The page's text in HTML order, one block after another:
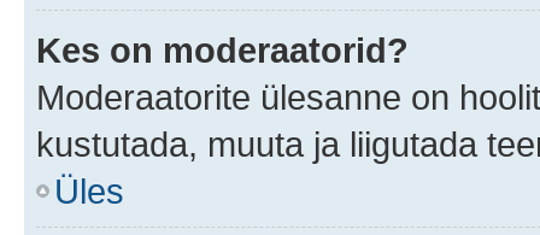
Kes on moderaatorid?
Moderaatorite ülesanne on
kustutada, muuta ja liigutada
Üles